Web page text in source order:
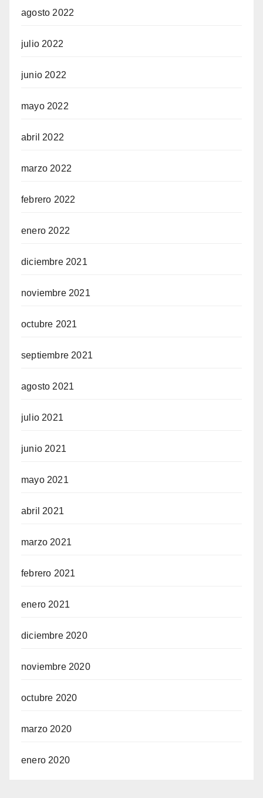
agosto 2022
julio 2022
junio 2022
mayo 2022
abril 2022
marzo 2022
febrero 2022
enero 2022
diciembre 2021
noviembre 2021
octubre 2021
septiembre 2021
agosto 2021
julio 2021
junio 2021
mayo 2021
abril 2021
marzo 2021
febrero 2021
enero 2021
diciembre 2020
noviembre 2020
octubre 2020
marzo 2020
enero 2020